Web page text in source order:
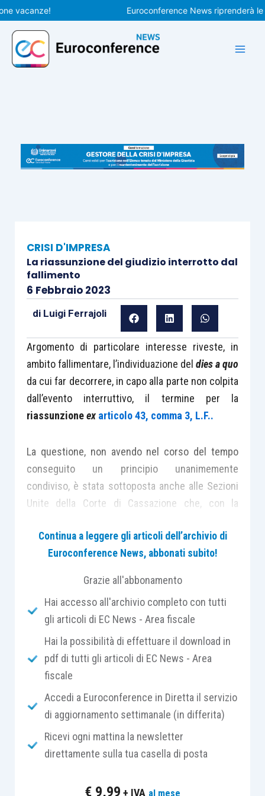
Vai
al
contenuto
Euroconference News riprenderà le
CRISI D'IMPRESA
La riassunzione del giudizio interrotto dal
fallimento
6 Febbraio 2023
di Luigi Ferrajoli
Argomento di particolare interesse riveste, in
ambito fallimentare, l’individuazione deldies a quo
da cui far decorrere, in capo alla parte non colpita
dall’evento interruttivo, il termine per la
riassunzioneex articolo 43, comma 3, L.F..
La questione, non avendo nel corso del tempo
conseguito un principio unanimemente
condiviso, è stata sottoposta anche alle Sezioni
Unite della Corte di Cassazione che, con la
ricognizione sistematica dell’istituto giuridico
citato, hanno individuatoildies a quo
Nello specifico, le Sezioni Unite hanno rilevato
primische ilcomma 3 dell’articolo 43 L.F.,
introdotto dal D.Lgs. 5/2006, aveva disposto che
l’apertura delfallimento determina l’interruzione
di diritto del processo
stesso possa essere interrotto a distanza di
tempo qualora le parti informino formalmente il
il comma 4 del medesimo articolo, introdotto con
il D.L. 83/2015, poi convertito, con modificazioni,
Continua a leggere gli articoli dell’archivio di
Euroconference News, abbonati subito!
Grazie all'abbonamento
Hai accesso all'archivio completo con tutti
gli articoli di EC News - Area fiscale
Hai la possibilità di effettuare il download in
pdf di tutti gli articoli di EC News - Area
fiscale
Accedi a Euroconference in Diretta il servizio
di aggiornamento settimanale (in differita)
Ricevi ogni mattina la newsletter
direttamente sulla tua casella di posta
€ 9,99 + IVA al mese